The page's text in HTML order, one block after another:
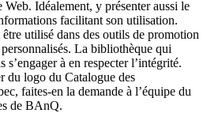
Idéalement, y présenter aussi le
facilitant son utilisation.
utilisé dans des outils de promotion
La bibliothèque qui
à en respecter l’intégrité.
du logo du Catalogue des
faites-en la demande à l’équipe du
de BAnQ.